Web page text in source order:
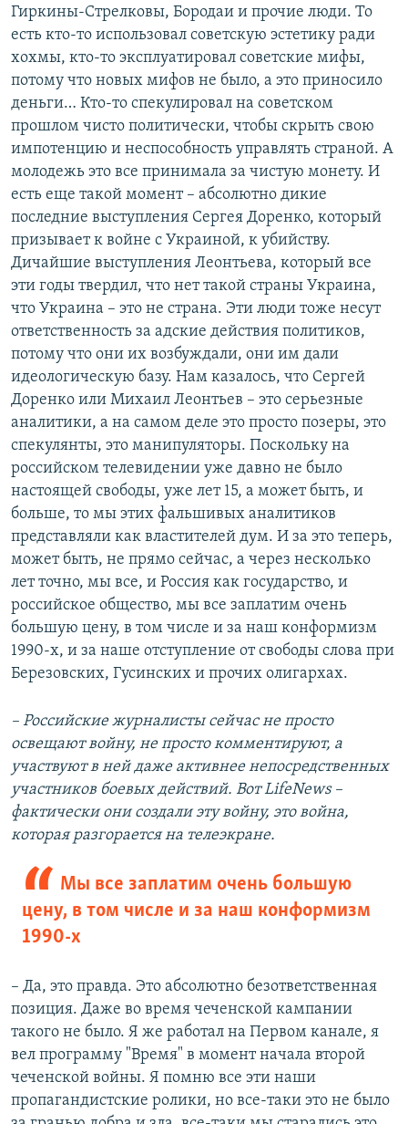
Гиркины-Стрелковы, Бородаи и прочие люди. То
есть кто-то использовал советскую эстетику ради
хохмы, кто-то эксплуатировал советские мифы,
потому что новых мифов не было, а это приносило
деньги… Кто-то спекулировал на советском
прошлом чисто политически, чтобы скрыть свою
импотенцию и неспособность управлять страной. А
молодежь это все принимала за чистую монету. И
есть еще такой момент – абсолютно дикие
последние выступления Сергея Доренко, который
призывает к войне с Украиной, к убийству.
Дичайшие выступления Леонтьева, который все
эти годы твердил, что нет такой страны Украина,
что Украина – это не страна. Эти люди тоже несут
ответственность за адские действия политиков,
потому что они их возбуждали, они им дали
идеологическую базу. Нам казалось, что Сергей
Доренко или Михаил Леонтьев – это серьезные
аналитики, а на самом деле это просто позеры, это
спекулянты, это манипуляторы. Поскольку на
российском телевидении уже давно не было
настоящей свободы, уже лет 15, а может быть, и
больше, то мы этих фальшивых аналитиков
представляли как властителей дум. И за это теперь,
может быть, не прямо сейчас, а через несколько
лет точно, мы все, и Россия как государство, и
российское общество, мы все заплатим очень
большую цену, в том числе и за наш конформизм
1990-х, и за наше отступление от свободы слова при
Березовских, Гусинских и прочих олигархах.
– Российскиежурналисты сейчас не просто
освещают войну, не просто комментируют, а
участвуют в ней даже активнее непосредственных
участников боевых действий. Вот LifeNews –
фактически они создали эту войну, это война,
которая разгорается на телеэкране.
Мы все заплатим очень большую
цену, в том числе и за наш конформизм
1990-х
– Да, это правда. Это абсолютно безответственная
позиция. Даже во время чеченской кампании
такого не было. Я же работал на Первом канале, я
вел программу "Время" в момент начала второй
чеченской войны. Я помню все эти наши
пропагандистские ролики, но все-таки это не было